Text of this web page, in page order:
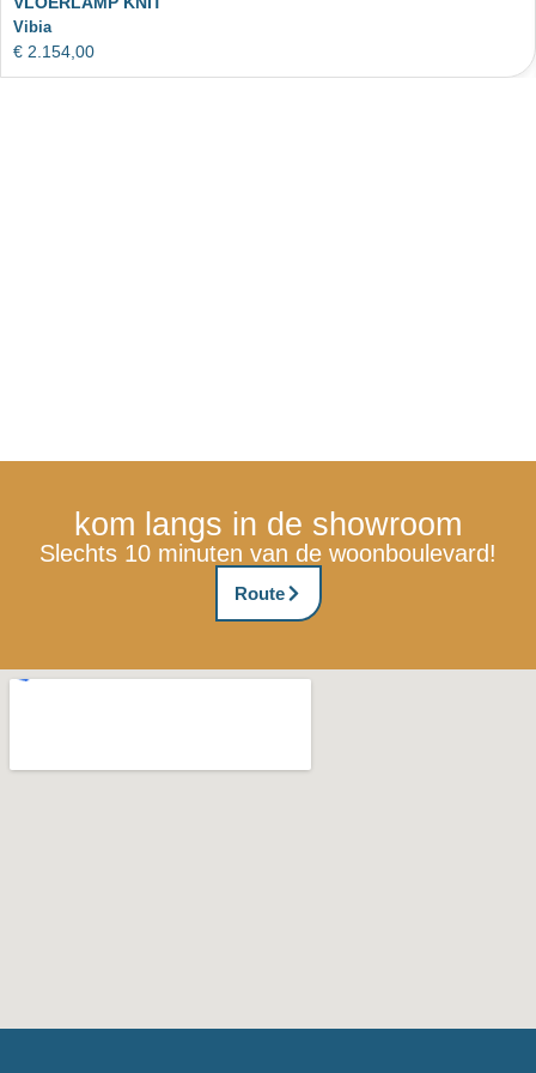
Vibia
€ 2.154,00
kom langs in de showroom
Slechts 10 minuten van de woonboulevard!
Route